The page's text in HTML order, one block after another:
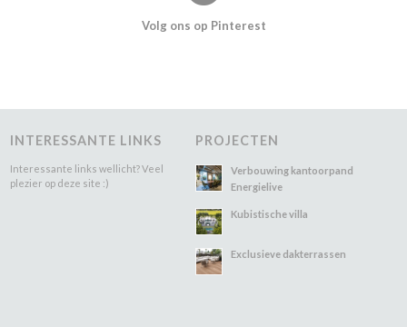
Volg ons op Pinterest
INTERESSANTE LINKS
Interessante links wellicht? Veel
plezier op deze site :)
PROJECTEN
Verbouwing kantoorpand
Energielive
Kubistische villa
Exclusieve dakterrassen